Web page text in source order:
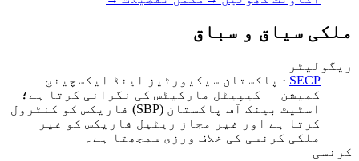
ملکی سیاق و سباق
ریگولیٹر
SECP
· پاکستان سیکیورٹیز اینڈ ایکسچینج
کمیشن — کیپیٹل مارکیٹس کی نگرانی کرتا ہے؛
اسٹیٹ بینک آف پاکستان (SBP) فاریکس کو کنٹرول
کرتا ہے اور غیر مجاز ریٹیل فاریکس کو غیر
ملکی کرنسی کی خلاف ورزی سمجھتا ہے۔
کرنسی